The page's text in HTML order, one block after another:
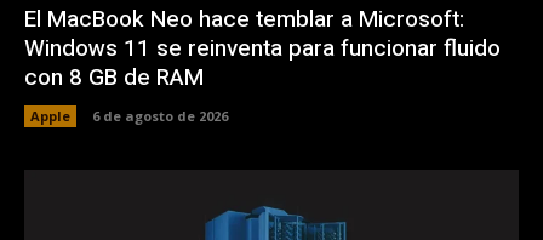
El MacBook Neo hace temblar a Microsoft:
Windows 11 se reinventa para funcionar fluido
con 8 GB de RAM
Apple 6 de agosto de 2026